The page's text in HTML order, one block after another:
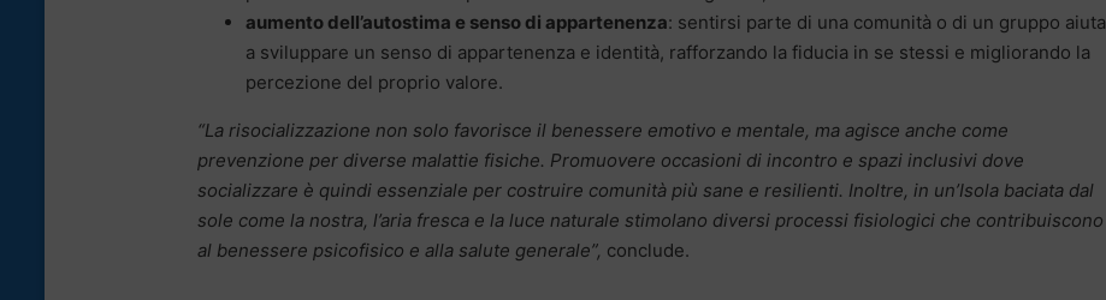
aumento dell’autostima e senso di appartenenza: sentirsi parte di una comunità o di un gruppo aiuta
a sviluppare un senso di appartenenza e identità, rafforzando la fiducia in se stessi e migliorando la
percezione del proprio valore.
“La risocializzazione non solo favorisce il benessere emotivo e mentale, ma agisce anche come
prevenzione per diverse malattie fisiche. Promuovere occasioni di incontro e spazi inclusivi dove
socializzare è quindi essenziale per costruire comunità più sane e resilienti. Inoltre, in un’Isola baciata dal
sole come la nostra, l’aria fresca e la luce naturale stimolano diversi processi fisiologici che contribuiscono
al benessere psicofisico e alla salute generale”, conclude.